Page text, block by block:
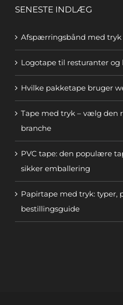
SENESTE INDLÆG
Afspærringsbånd med
Logotape til resturanter og
Hvilke pakketape bruger
Tape med tryk – vælg den
branche
PVC tape: den populære
sikker emballering
Papirtape med tryk: typer,
bestillingsguide